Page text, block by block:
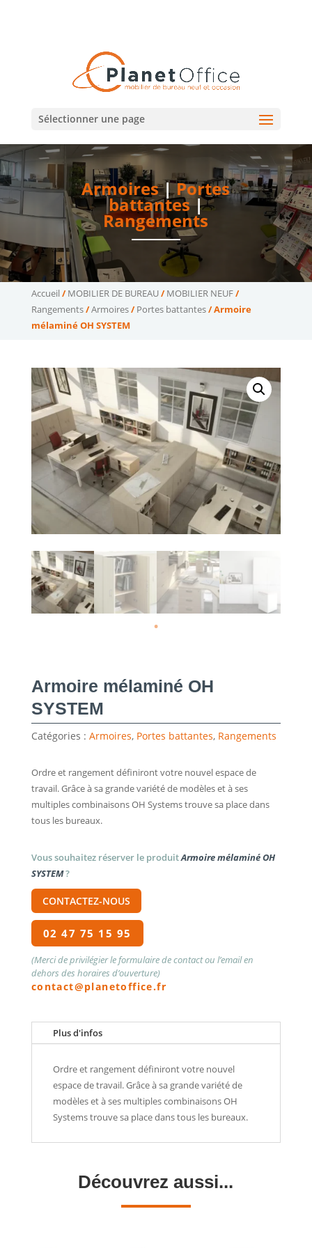
Sélectionner une page
Armoires|Portes
battantes|
Rangements
Accueil /MOBILIER DE BUREAU/MOBILIER NEUF/
Rangements/Armoires/Portes battantes/ Armoire
mélaminé OH SYSTEM
Armoire mélaminé OH
SYSTEM
Catégories : Armoires, Portes battantes, Rangements
Ordre et rangement définiront votre nouvel espace de
travail. Grâce à sa grande variété de modèles et à ses
multiples combinaisons OH Systems trouve sa place dans
tous les bureaux.
Vous souhaitez réserver le produitArmoire mélaminé OH
SYSTEM?
CONTACTEZ-NOUS
02 47 75 15 95
(Merci de privilégier le formulaire de contact ou l’email en
dehors des horaires d’ouverture)
contact@planetoffice.fr
Plus d'infos
Ordre et rangement définiront votre nouvel
espace de travail. Grâce à sa grande variété de
modèles et à ses multiples combinaisons OH
Systems trouve sa place dans tous les bureaux.
Découvrez aussi...